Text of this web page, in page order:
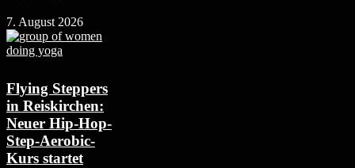
7. August 2026
Flying Steppers
in Reiskirchen:
Neuer Hip-Hop-
Step-Aerobic-
Kurs startet